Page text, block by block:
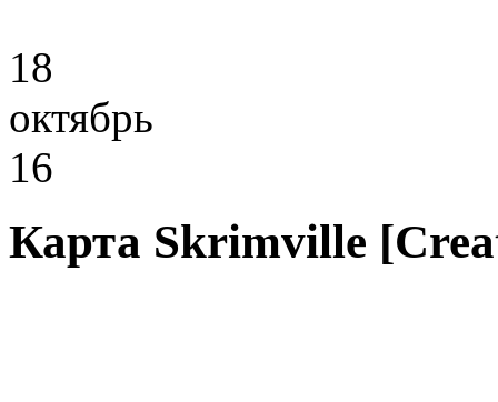
18
октябрь
16
Карта Skrimville